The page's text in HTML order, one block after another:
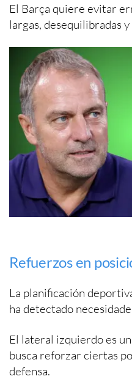
El Barça quiere evitar
largas, desequilibradas
Refuerzos en
La planificación
ha detectado
El lateral izquierdo es
busca reforzar ciertas
defensa.